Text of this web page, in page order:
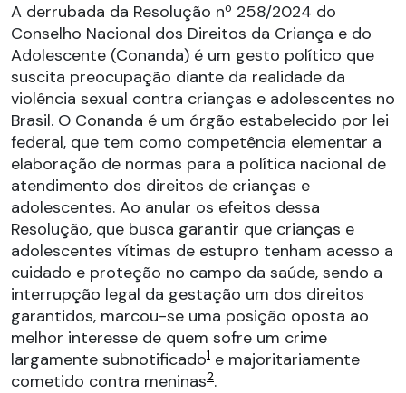
A derrubada da Resolução nº 258/2024 do
Conselho Nacional dos Direitos da Criança e do
Adolescente (Conanda) é um gesto político que
suscita preocupação diante da realidade da
violência sexual contra crianças e adolescentes no
Brasil. O Conanda é um órgão estabelecido por lei
federal, que tem como competência elementar a
elaboração de normas para a política nacional de
atendimento dos direitos de crianças e
adolescentes. Ao anular os efeitos dessa
Resolução, que busca garantir que crianças e
adolescentes vítimas de estupro tenham acesso a
cuidado e proteção no campo da saúde, sendo a
interrupção legal da gestação um dos direitos
garantidos, marcou-se uma posição oposta ao
melhor interesse de quem sofre um crime
largamente subnotificado1 e majoritariamente
cometido contra meninas2.